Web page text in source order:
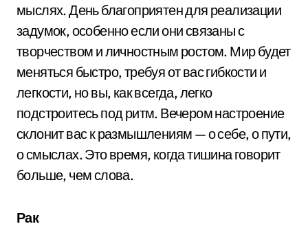
мыслях. День благоприятен для реализации
задумок, особенно если они связаны с
творчеством и личностным ростом. Мир будет
меняться быстро, требуя от вас гибкости и
легкости, но вы, как всегда, легко
подстроитесь под ритм. Вечером настроение
склонит вас к размышлениям — о себе, о пути,
о смыслах. Это время, когда тишина говорит
больше, чем слова.
Рак